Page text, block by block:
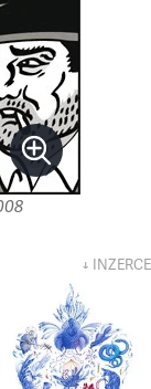
↓ INZERCE